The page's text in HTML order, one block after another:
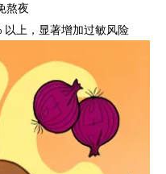
熬夜
上，显著增加过敏风险